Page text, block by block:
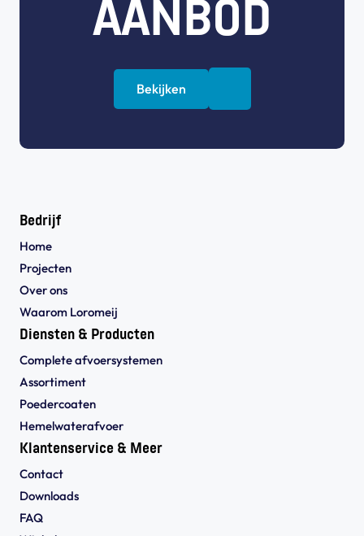
AANBOD
Bekijken
Bedrijf
Home
Projecten
Over ons
Waarom Loromeij
Diensten & Producten
Complete afvoersystemen
Assortiment
Poedercoaten
Hemelwaterafvoer
Klantenservice & Meer
Contact
Downloads
FAQ